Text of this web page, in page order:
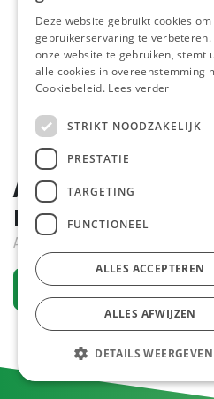
Afwastabletten
Emmer 150 st
Actief
Vraag een account aan
Deze website gebruikt cookies om
gebruikerservaring te verbeteren.
onze website te gebruiken, stemt
alle cookies in overeenstemming
Cookiebeleid. Lees verder
STRIKT NOODZAKELIJK
PRESTATIE
TARGETING
FUNCTIONEEL
ALLES ACCEPTEREN
ALLES AFWIJZEN
DETAILS WEERGEVEN